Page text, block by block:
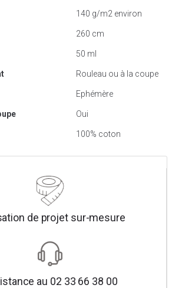
140 g/m2 environ
260 cm
50 ml
Rouleau ou à la coupe
Ephémère
Oui
100% coton
de projet sur-mesure
au 02 33 66 38 00